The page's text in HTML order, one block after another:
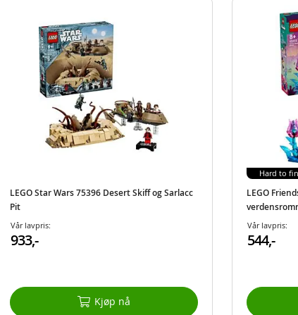
LEGO Star Wars 75396 Desert Skiff og Sarlacc
Pit
Vår lavpris:
933,-
Kjøp nå
LEGO
Vår lavpris:
544,-
Hard to